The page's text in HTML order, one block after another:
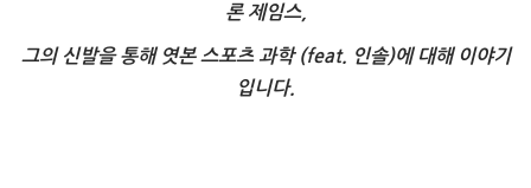
론 제임스,
그의 신발을 통해 엿본 스포츠 과학 (feat. 인솔)에 대해 이야기
입니다.